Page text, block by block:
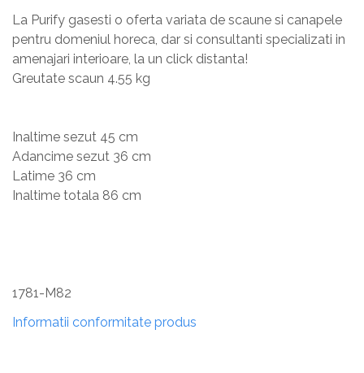
La Purify gasesti o oferta variata de scaune si canapele
pentru domeniul horeca, dar si consultanti specializati in
amenajari interioare, la un click distanta!
Greutate scaun 4.55 kg
Inaltime sezut 45 cm
Adancime sezut 36 cm
Latime 36 cm
Inaltime totala 86 cm
1781-M82
Informatii conformitate produs